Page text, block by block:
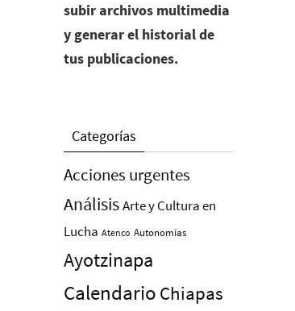
subir archivos multimedia
y generar el historial de
tus publicaciones.
Categorías
Acciones urgentes
AnálisisArte y Cultura en
Lucha Atenco Autonomías
Ayotzinapa
Calendario Chiapas